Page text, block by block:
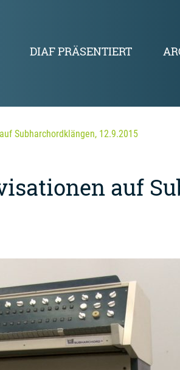
DIAF PRÄSENTIERT
Subharchordklängen, 12.9.2015
auf